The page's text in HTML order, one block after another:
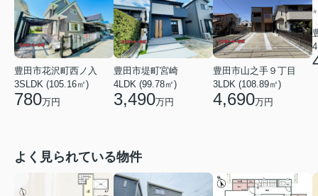
豊田市花沢町西ノ入
3SLDK (105.16㎡)
780万円
豊田市堤町宮崎
4LDK (99.78㎡)
3,490万円
豊田市山之手９丁目
3LDK (108.89㎡)
4,690万円
よく見られている物件